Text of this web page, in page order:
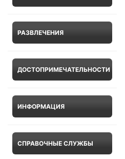
РАЗВЛЕЧЕНИЯ
ДОСТОПРИМЕЧАТЕЛЬНОСТИ
ИНФОРМАЦИЯ
СПРАВОЧНЫЕ СЛУЖБЫ